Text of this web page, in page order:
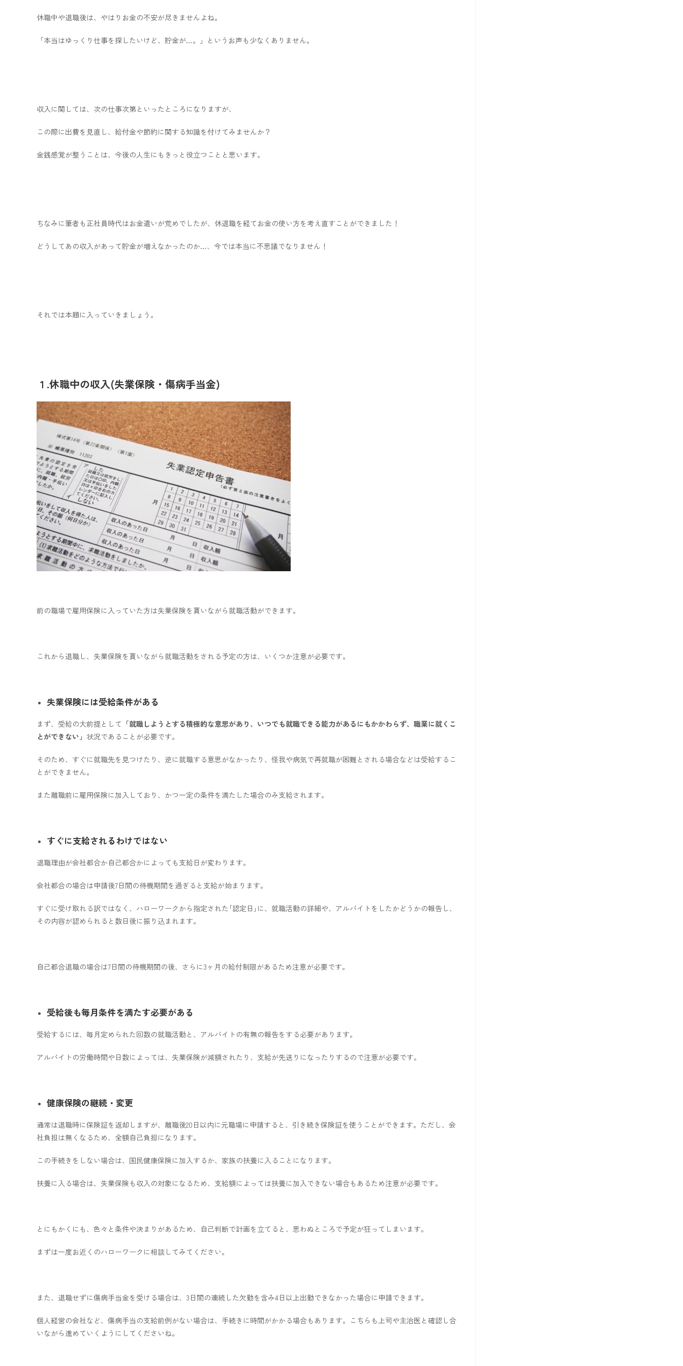
休職中や退職後は、やはりお金の不安が尽きませんよね。
「本当はゆっくり仕事を探したいけど、貯金が…。」というお声も少なくありません。
収入に関しては、次の仕事次第といったところになりますが、
この際に出費を見直し、給付金や節約に関する知識を付けてみませんか？
金銭感覚が整うことは、今後の人生にもきっと役立つことと思います。
ちなみに筆者も正社員時代はお金遣いが荒めでしたが、休退職を経てお金の使い方を考え直すことができました！
どうしてあの収入があって貯金が増えなかったのか…、今では本当に不思議でなりません！
それでは本題に入っていきましょう。
１.休職中の収入(失業保険・傷病手当金)
前の職場で雇用保険に入っていた方は失業保険を貰いながら就職活動ができます。
これから退職し、失業保険を貰いながら就職活動をされる予定の方は、いくつか注意が必要です。
失業保険には受給条件がある
まず、受給の大前提として 「就職しようとする積極的な意思があり、いつでも就職できる能力があるにもかかわらず、職業に就くこ
とができない」 状況であることが必要です。
そのため、すぐに就職先を見つけたり、逆に就職する意思がなかったり、怪我や病気で再就職が困難とされる場合などは受給するこ
とができません。
また離職前に雇用保険に加入しており、かつ一定の条件を満たした場合のみ支給されます。
すぐに支給されるわけではない
退職理由が会社都合か自己都合かによっても支給日が変わります。
会社都合の場合は申請後7日間の待機期間を過ぎると支給が始まります。
すぐに受け取れる訳ではなく、ハローワークから指定された｢認定日｣に、就職活動の詳細や、アルバイトをしたかどうかの報告し、
その内容が認められると数日後に振り込まれます。
自己都合退職の場合は7日間の待機期間の後、さらに3ヶ月の給付制限があるため注意が必要です。
受給後も毎月条件を満たす必要がある
受給するには、毎月定められた回数の就職活動と、アルバイトの有無の報告をする必要があります。
アルバイトの労働時間や日数によっては、失業保険が減額されたり、支給が先送りになったりするので注意が必要です。
健康保険の継続・変更
通常は退職時に保険証を返却しますが、離職後20日以内に元職場に申請すると、引き続き保険証を使うことができます。ただし、会
社負担は無くなるため、全額自己負担になります。
この手続きをしない場合は、国民健康保険に加入するか、家族の扶養に入ることになります。
扶養に入る場合は、失業保険も収入の対象になるため、支給額によっては扶養に加入できない場合もあるため注意が必要です。
とにもかくにも、色々と条件や決まりがあるため、自己判断で計画を立てると、思わぬところで予定が狂ってしまいます。
まずは一度お近くのハローワークに相談してみてください。
また、退職せずに傷病手当金を受ける場合は、3日間の連続した欠勤を含み4日以上出勤できなかった場合に申請できます。
個人経営の会社など、傷病手当の支給前例がない場合は、手続きに時間がかかる場合もあります。こちらも上司や主治医と確認し合
いながら進めていくようにしてくださいね。